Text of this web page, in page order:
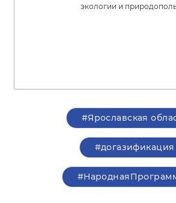
экологии и
#Ярославская
#догазификация